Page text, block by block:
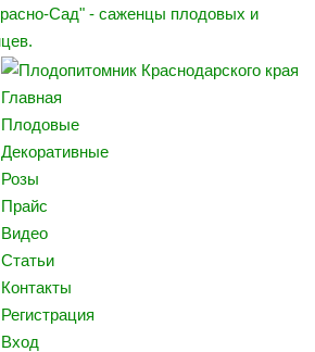
Главная
Плодовые
Декоративные
Розы
Прайс
Видео
Статьи
Контакты
Регистрация
Вход